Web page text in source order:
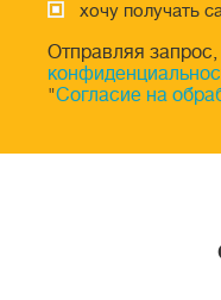
хочу получать
Отправляя
"Согласие на